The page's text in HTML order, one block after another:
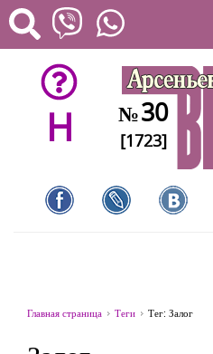
H №30
[1723]
Главная страница Теги Тег: Залог